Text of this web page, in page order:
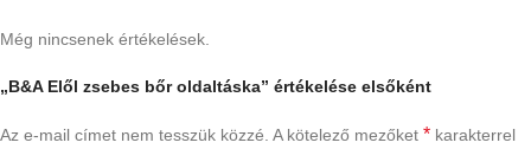
Még nincsenek értékelések.
„B&A Elől zsebes bőr oldaltáska” értékelése elsőként
Az e-mail címet nem tesszük közzé. A kötelező mezőket * karakterrel